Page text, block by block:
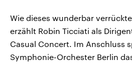
Wie dieses wunderbar
erzählt Robin Ticciati als
Casual Concert. Im Anschluss
Symphonie-Orchester Berlin